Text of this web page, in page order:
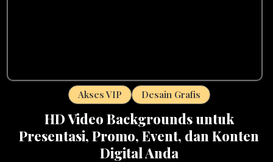
Akses VIP Desain Grafis
HD Video Backgrounds untuk
Presentasi, Promo, Event, dan Konten
Digital Anda